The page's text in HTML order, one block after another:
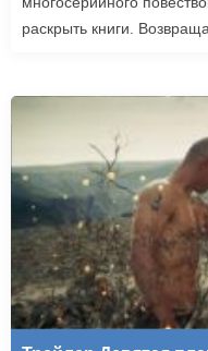
раскрыть книги.